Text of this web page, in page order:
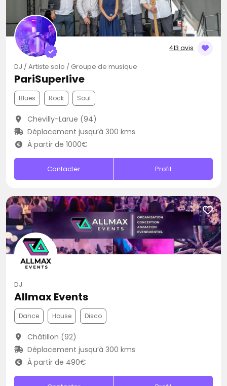
413 avis
DJ / Artiste solo / Groupe de musique
PariSuperlive
Blues Rock Soul
Chevilly-Larue (94)
Déplacement jusqu’à 300 kms
À partir de 1000€
Contacter Profil
DJ
Allmax Events
Dance House Disco
Châtillon (92)
Déplacement jusqu’à 300 kms
À partir de 490€